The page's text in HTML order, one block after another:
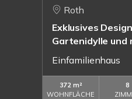
Roth
Exklusives
Gartenidylle und
Einfamilienhaus
372 m²
WOHNFLÄCHE
8